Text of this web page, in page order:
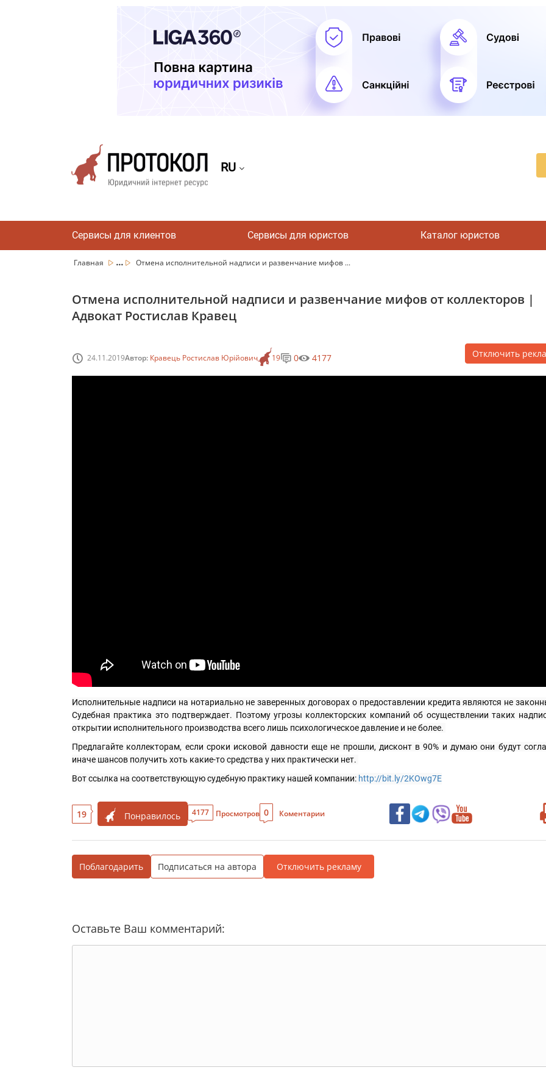
RU
Сервисы для клиентов Сервисы для юристов Каталог юристов
Главная ... Отмена исполнительной надписи и развенчание мифов ...
Отмена исполнительной надписи и развенчание мифов от коллекторов |
Адвокат Ростислав Кравец
24.11.2019Автор: Кравець Ростислав Юрійович 19 0 4177 Отключить
Исполнительные надписи на нотариально не заверенных договорах о предоставлении кредита являются не
Судебная практика это подтверждает. Поэтому угрозы коллекторских компаний об осуществлении таких
открытии исполнительного производства всего лишь психологическое давление и не более.
Предлагайте коллекторам, если сроки исковой давности еще не прошли, дисконт в 90% и думаю они будут
иначе шансов получить хоть какие-то средства у них практически нет.
Вот ссылка на соответствующую судебную практику нашей компании: http://bit.ly/2KOwg7E
19 Понравилось 4177 Просмотров 0 Коментарии
Поблагодарить Подписаться на автора Отключить рекламу
Оставьте Ваш комментарий: